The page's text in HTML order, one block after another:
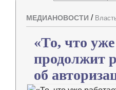
МЕДИАНОВОСТИ /
«То, что
продолжит
об